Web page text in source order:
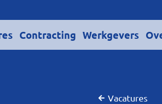
Contracting Werkgevers
Vacatures